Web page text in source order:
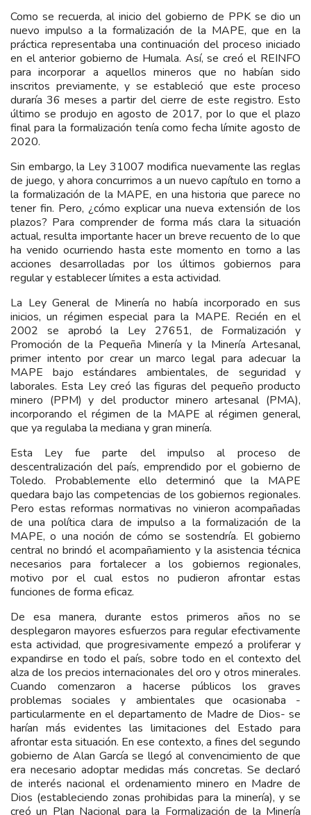
Como se recuerda, al inicio del gobierno de PPK se dio un
nuevo impulso a la formalización de la MAPE, que en la
práctica representaba una continuación del proceso iniciado
en el anterior gobierno de Humala. Así, se creó el REINFO
para incorporar a aquellos mineros que no habían sido
inscritos previamente, y se estableció que este proceso
duraría 36 meses a partir del cierre de este registro. Esto
último se produjo en agosto de 2017, por lo que el plazo
final para la formalización tenía como fecha límite agosto de
2020.
Sin embargo, la Ley 31007 modifica nuevamente las reglas
de juego, y ahora concurrimos a un nuevo capítulo en torno a
la formalización de la MAPE, en una historia que parece no
tener fin. Pero, ¿cómo explicar una nueva extensión de los
plazos? Para comprender de forma más clara la situación
actual, resulta importante hacer un breve recuento de lo que
ha venido ocurriendo hasta este momento en torno a las
acciones desarrolladas por los últimos gobiernos para
regular y establecer límites a esta actividad.
La Ley General de Minería no había incorporado en sus
inicios, un régimen especial para la MAPE. Recién en el
2002 se aprobó la Ley 27651, de Formalización y
Promoción de la Pequeña Minería y la Minería Artesanal,
primer intento por crear un marco legal para adecuar la
MAPE bajo estándares ambientales, de seguridad y
laborales. Esta Ley creó las figuras del pequeño producto
minero (PPM) y del productor minero artesanal (PMA),
incorporando el régimen de la MAPE al régimen general,
que ya regulaba la mediana y gran minería.
Esta Ley fue parte del impulso al proceso de
descentralización del país, emprendido por el gobierno de
Toledo. Probablemente ello determinó que la MAPE
quedara bajo las competencias de los gobiernos regionales.
Pero estas reformas normativas no vinieron acompañadas
de una política clara de impulso a la formalización de la
MAPE, o una noción de cómo se sostendría. El gobierno
central no brindó el acompañamiento y la asistencia técnica
necesarios para fortalecer a los gobiernos regionales,
motivo por el cual estos no pudieron afrontar estas
funciones de forma eficaz.
De esa manera, durante estos primeros años no se
desplegaron mayores esfuerzos para regular efectivamente
esta actividad, que progresivamente empezó a proliferar y
expandirse en todo el país, sobre todo en el contexto del
alza de los precios internacionales del oro y otros minerales.
Cuando comenzaron a hacerse públicos los graves
problemas sociales y ambientales que ocasionaba -
particularmente en el departamento de Madre de Dios- se
harían más evidentes las limitaciones del Estado para
afrontar esta situación. En ese contexto, a fines del segundo
gobierno de Alan García se llegó al convencimiento de que
era necesario adoptar medidas más concretas. Se declaró
de interés nacional el ordenamiento minero en Madre de
Dios (estableciendo zonas prohibidas para la minería), y se
creó un Plan Nacional para la Formalización de la Minería